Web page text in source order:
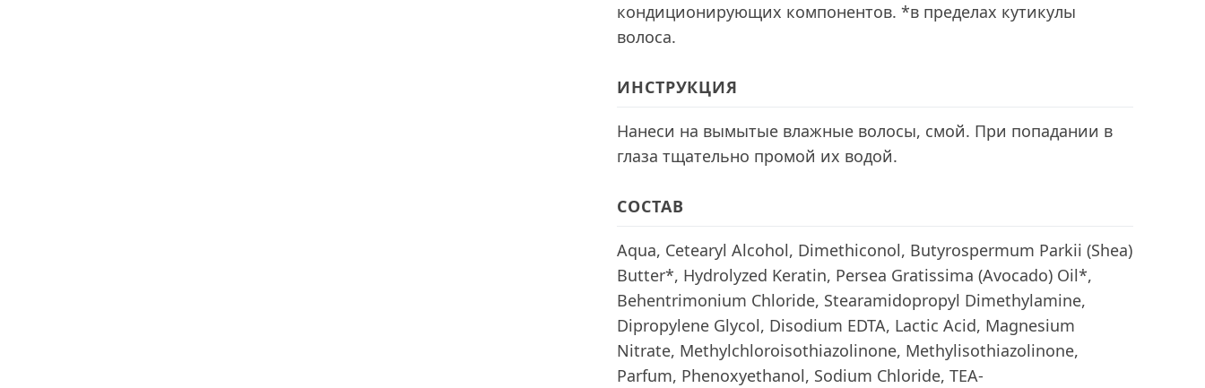
кондиционирующих компонентов. *в пределах кутикулы
волоса.
ИНСТРУКЦИЯ
Нанеси на вымытые влажные волосы, смой. При попадании в
глаза тщательно промой их водой.
СОСТАВ
Aqua, Cetearyl Alcohol, Dimethiconol, Butyrospermum Parkii (Shea)
Butter*, Hydrolyzed Keratin, Persea Gratissima (Avocado) Oil*,
Behentrimonium Chloride, Stearamidopropyl Dimethylamine,
Dipropylene Glycol, Disodium EDTA, Lactic Acid, Magnesium
Nitrate, Methylchloroisothiazolinone, Methylisothiazolinone,
Parfum, Phenoxyethanol, Sodium Chloride, TEA-